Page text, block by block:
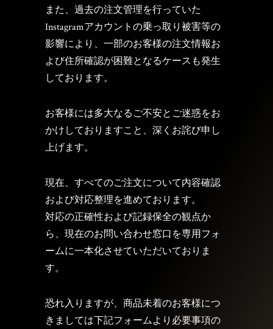
また、過去の注文管理を行っていた
Instagramアカウントの乗っ取り被害等の
影響により、一部のお客様の注文情報お
よび住所確認が困難となるケースも発生
しております。
お客様には多大なるご不安とご迷惑をお
かけしておりますこと、深くお詫び申し
上げます。
現在、すべてのご注文について内容確認
および対応整理を進めております。
対応の正確性および記録保全の観点か
ら、現在のお問い合わせ窓口を専用フォ
ームに一本化させていただいておりま
す。
恐れ入りますが、商品未着のお客様につ
きましては下記フォームより必要事項の